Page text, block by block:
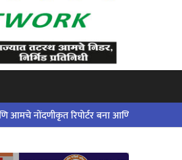
रिपोर्टर बना आणि आमच्या कार्यात सहभागी